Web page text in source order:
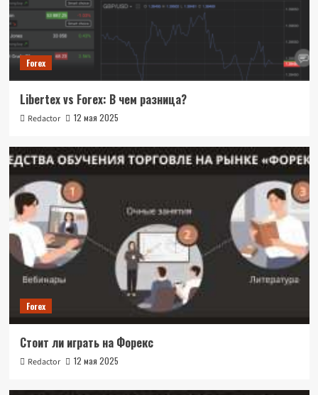
Forex
Libertex vs Forex: В чем разница?
Redactor 12 мая 2025
Forex
Стоит ли играть на Форекс
Redactor 12 мая 2025